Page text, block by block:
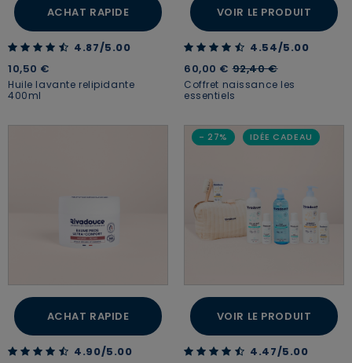
ACHAT RAPIDE
4.87 out of 5 Customer Rating
4.87/5.00
10,50 €
Huile lavante relipidante
400ml
VOIR LE PRODUIT
4.54 out of 5 Customer Rating
4.54/5.00
60,00 €Price reduced from
92,40 €to
Coffret naissance les
essentiels
ACHAT RAPIDE
4.90 out of 5 Customer Rating
4.90/5.00
- 27% IDÉE CADEAU
VOIR LE PRODUIT
4.47 out of 5 Customer Rating
4.47/5.00
En renseignant votre adresse e-mail, vous acceptez de
recevoir des communications par e-mail de la part de
Rivadouce et Milton, son partenaire Hygiène Maison.